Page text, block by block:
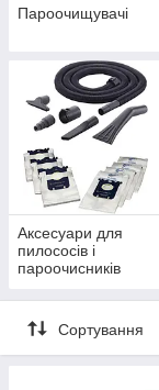
Пароочищувачі
Аксесуари для
пилососів і
пароочисників
Сортування